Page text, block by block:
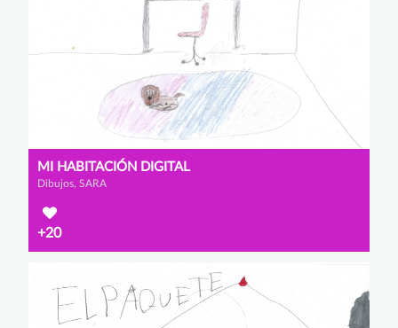
MI HABITACIÓN DIGITAL
Dibujos, SARA
+20